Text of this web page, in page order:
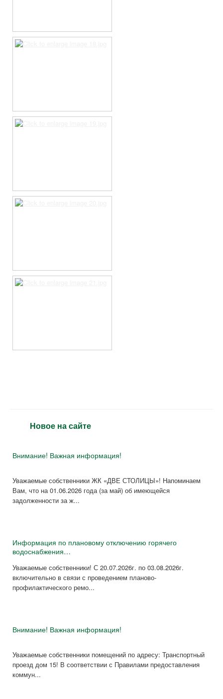
Новое на сайте
Внимание! Важная информация!
Уважаемые собственники ЖК «ДВЕ СТОЛИЦЫ»! Напоминаем
Вам, что на 01.06.2026 года (за май) об имеющейся
задолженности за ж...
Информация по плановому отключению горячего
водоснабжения…
Уважаемые собственники! С 20.07.2026г. по 03.08.2026г.
включительно в связи с проведением планово-
профилактического ремо...
Внимание! Важная информация!
Уважаемые собственники помещений по адресу: Транспортный
проезд дом 15! В соответствии с Правилами предоставления
коммун...